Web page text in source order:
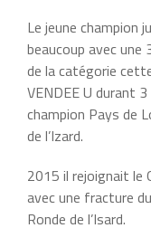
Le jeune champion
beaucoup avec une
de la catégorie
VENDEE U durant
champion Pays de
de l’Izard.
2015 il rejoignait le
avec une fracture
Ronde de l’Isard.